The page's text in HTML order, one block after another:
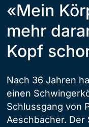
«Mein
mehr
Kopf
Nach 36 Jahren
einen
Schlussgang von
Aeschbacher.